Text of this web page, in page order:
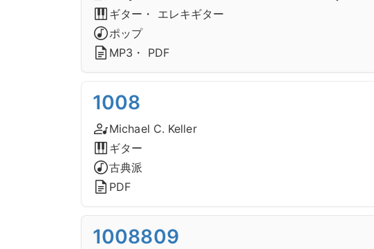
ギター・ エレキギター
ポップ
MP3・ PDF
1008
Michael C. Keller
ギター
古典派
PDF
1008809